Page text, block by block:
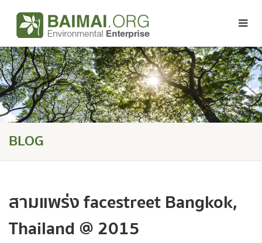
BLOG
สามแพร่ง facestreet Bangkok,
Thailand @ 2015